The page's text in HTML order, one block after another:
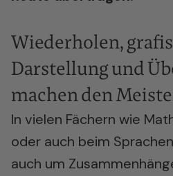
Wiederholen,
Darstellung und
machen den
In vielen Fächern wie
oder auch beim
auch um